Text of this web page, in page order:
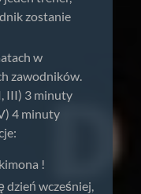
zostanie
w
zawodników.
III) 3 minuty
4 minuty
!
dzień wcześniej,